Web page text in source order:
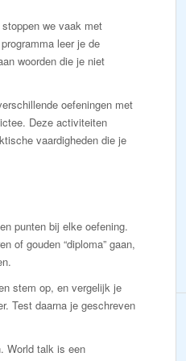
we vaak met
leer je de
woorden die je niet
oefeningen met
Deze activiteiten
vaardigheden die je
punten bij elke oefening.
of gouden “diploma” gaan,
stem op, en vergelijk je
Test daarna je geschreven
World talk is een